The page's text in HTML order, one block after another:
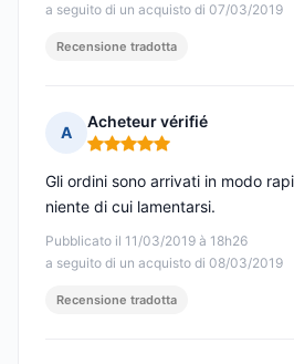
a seguito di un acquisto di 07/03/2019
Recensione tradotta
A
Acheteur vérifié
Nota: 5 su 5
Pubblicato il 11/03/2019 à 18h26
a seguito di un acquisto di 08/03/2019
Gli ordini sono arrivati in modo
niente di cui lamentarsi.
Recensione tradotta